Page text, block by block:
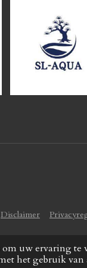
uw ervaring te
het gebruik van
Disclaimer